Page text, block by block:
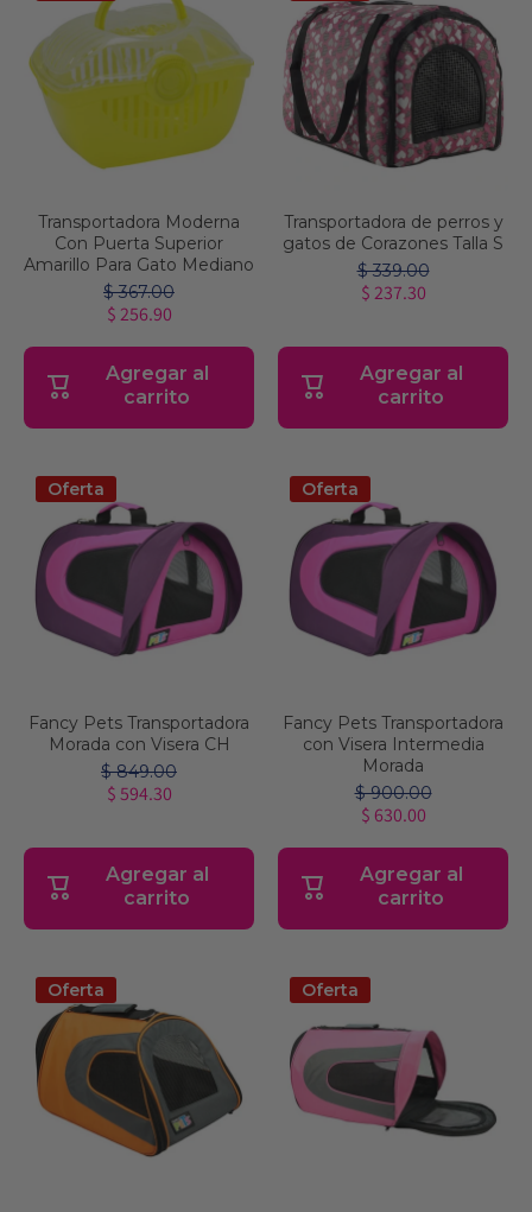
Transportadora Moderna
Con Puerta Superior
Amarillo Para Gato Mediano
$ 367.00
$ 256.90
Agregar al
carrito
Transportadora de perros y
gatos de Corazones Talla S
$ 339.00
$ 237.30
Agregar al
carrito
Oferta
Fancy Pets Transportadora
Morada con Visera CH
$ 849.00
$ 594.30
Agregar al
carrito
Oferta
Fancy Pets Transportadora
con Visera Intermedia
Morada
$ 900.00
$ 630.00
Agregar al
carrito
Oferta Oferta